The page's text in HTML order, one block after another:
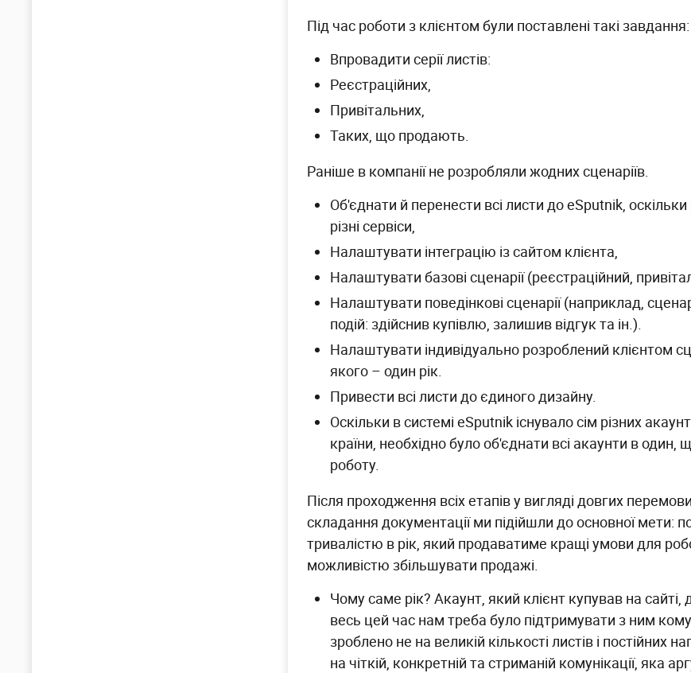
Під час роботи з клієнтом були поставлені такі завдання:
Впровадити серії листів:
Реєстраційних,
Привітальних,
Таких, що продають.
Раніше в компанії не розробляли жодних сценаріїв.
Об'єднати й перенести всі листи до eSputnik,
різні сервіси,
Налаштувати інтеграцію із сайтом клієнта,
Налаштувати базові сценарії (реєстраційний,
Налаштувати поведінкові сценарії (наприклад,
подій: здійснив купівлю, залишив відгук та ін.).
Налаштувати індивідуально розроблений клієнтом
якого – один рік.
Привести всі листи до єдиного дизайну.
Оскільки в системі eSputnik існувало сім різних
країни, необхідно було об'єднати всі акаунти в один,
роботу.
Після проходження всіх етапів у вигляді довгих
складання документації ми підійшли до основної мети:
тривалістю в рік, який продаватиме кращі умови для
можливістю збільшувати продажі.
Чому саме рік? Акаунт, який клієнт купував на сайті,
весь цей час нам треба було підтримувати з ним
зроблено не на великій кількості листів і постійних
на чіткій, конкретній та стриманій комунікації, яка